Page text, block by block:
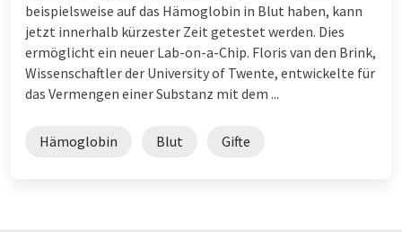
beispielsweise auf das Hämoglobin in Blut haben, kann
jetzt innerhalb kürzester Zeit getestet werden. Dies
ermöglicht ein neuer Lab-on-a-Chip. Floris van den Brink,
Wissenschaftler der University of Twente, entwickelte für
das Vermengen einer Substanz mit dem ...
Hämoglobin Blut Gifte